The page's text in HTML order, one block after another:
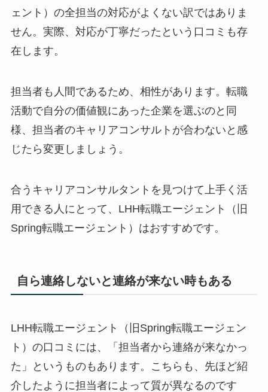
ェント）の全担当の対応がよくない訳ではありま
せん。実際、対応が丁寧だったという口コミも存
在します。
担当者も人間であるため、相性があります。転職
活動で自分の価値観にあった企業を選ぶのと同
様、担当者のキャリアコンサルトが合わないと感
じたら変更しましょう。
合うキャリアコンサルタントを見つけて上手く活
用できる人にとって、LHH転職エージェント（旧
Spring転職エージェント）はおすすめです。
自ら連絡しないと連絡が来ない時もある
LHH転職エージェント（旧Spring転職エージェン
ト）の口コミには、「担当者から連絡が来なかっ
た」というものもあります。こちらも、先ほど紹
介したように担当者によって質が異なるのです